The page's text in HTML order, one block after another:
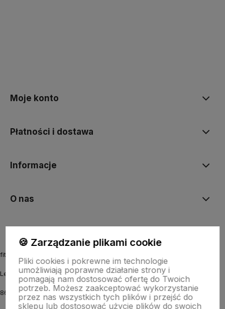
Moje konto
Płatności i dostawa
Informacje
O nas
fitmyhorse.pl Sklep jeździecki
Letnia 12
86-031 Osielsko k. Bydgoszczy
🍪 Zarządzanie plikami cookie
Pliki cookies i pokrewne im technologie
umożliwiają poprawne działanie strony i
pomagają nam dostosować ofertę do Twoich
potrzeb. Możesz zaakceptować wykorzystanie
przez nas wszystkich tych plików i przejść do
sklepu lub dostosować użycie plików do swoich